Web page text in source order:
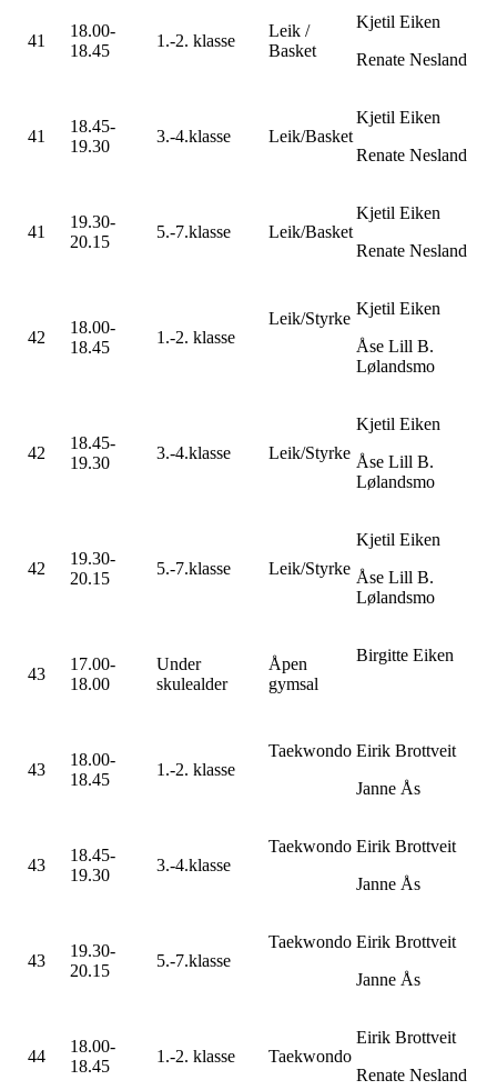
41
18.00-
18.45
1.-2. klasse
Leik /
Basket
Kjetil Eiken
Renate Nesland
41
18.45-
19.30
3.-4.klasse Leik/Basket
Kjetil Eiken
Renate Nesland
41
19.30-
20.15
5.-7.klasse Leik/Basket
Kjetil Eiken
Renate Nesland
42
18.00-
18.45
1.-2. klasse
Leik/Styrke
Kjetil Eiken
Åse Lill B.
Lølandsmo
42
18.45-
19.30
3.-4.klasse Leik/Styrke
Kjetil Eiken
Åse Lill B.
Lølandsmo
42
19.30-
20.15
5.-7.klasse Leik/Styrke
Kjetil Eiken
Åse Lill B.
Lølandsmo
43
17.00-
18.00
Under
skulealder
Åpen
gymsal
Birgitte Eiken
43
18.00-
18.45
1.-2. klasse
Taekwondo Eirik Brottveit
Janne Ås
43
18.45-
19.30
3.-4.klasse
Taekwondo Eirik Brottveit
Janne Ås
43
19.30-
20.15
5.-7.klasse
Taekwondo Eirik Brottveit
Janne Ås
44
18.00-
18.45
1.-2. klasse Taekwondo
Eirik Brottveit
Renate Nesland